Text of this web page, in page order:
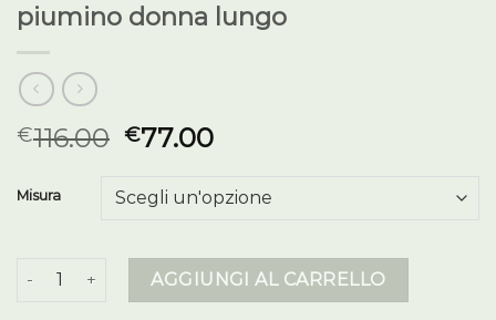
piumino donna lungo
€116.00 €77.00
Misura
piumino donna lungo quantitàAGGIUNGI AL CARRELLO